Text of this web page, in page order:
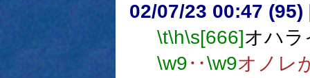
02/07/23 00:47 (95)
\t\h\s[666]オハ
\w9‥\w9オノレ